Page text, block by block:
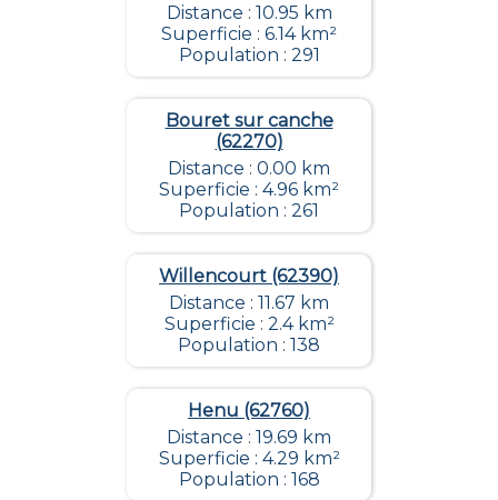
Distance : 10.95 km
Superficie : 6.14 km²
Population : 291
Bouret sur canche
(62270)
Distance : 0.00 km
Superficie : 4.96 km²
Population : 261
Willencourt (62390)
Distance : 11.67 km
Superficie : 2.4 km²
Population : 138
Henu (62760)
Distance : 19.69 km
Superficie : 4.29 km²
Population : 168